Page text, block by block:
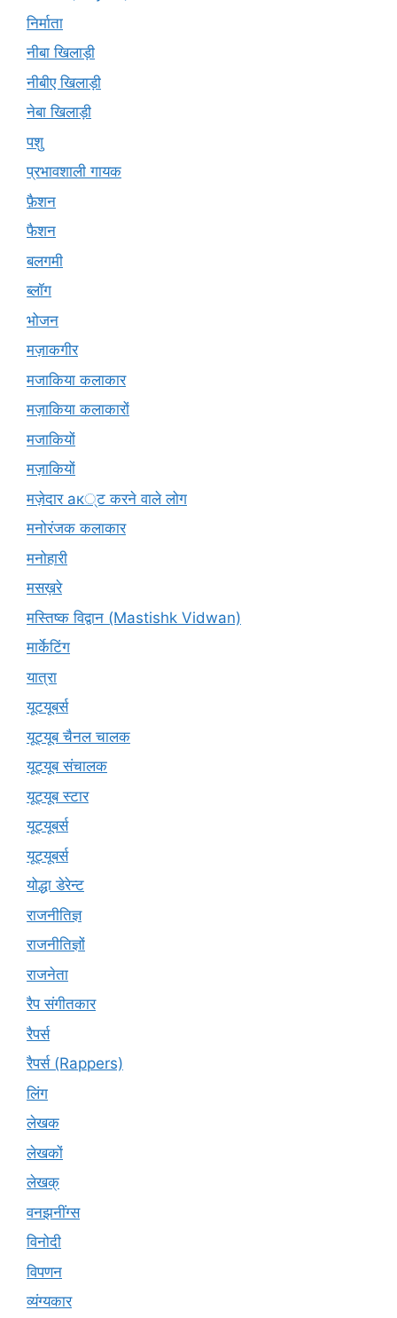
निर्माता
नीबा खिलाड़ी
नीबीए खिलाड़ी
नेबा खिलाड़ी
पशु
प्रभावशाली गायक
फ़ैशन
फैशन
बलगमी
ब्लॉग
भोजन
मज़ाकगीर
मजाकिया कलाकार
मज़ाकिया कलाकारों
मजाकियों
मज़ाकियों
मज़ेदार ак्ट करने वाले लोग
मनोरंजक कलाकार
मनोहारी
मसख़रे
मस्तिष्क विद्वान (Mastishk Vidwan)
मार्केटिंग
यात्रा
यूटयूबर्स
यूट्यूब चैनल चालक
यूट्यूब संचालक
यूट्यूब स्टार
यूट्‍यूबर्स
यूट्यूबर्स
योद्धा डेरेन्ट
राजनीतिज्ञ
राजनीतिज्ञों
राजनेता
रैप संगीतकार
रैपर्स
रैपर्स (Rappers)
लिंग
लेखक
लेखकों
लेखक्
वनझनींग्स
विनोदी
विपणन
व्यंग्यकार